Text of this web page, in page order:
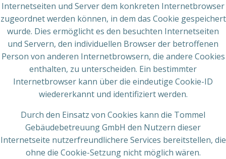
Internetseiten und Server dem konkreten Internetbrowser
zugeordnet werden können, in dem das Cookie gespeichert
wurde. Dies ermöglicht es den besuchten Internetseiten
und Servern, den individuellen Browser der betroffenen
Person von anderen Internetbrowsern, die andere Cookies
enthalten, zu unterscheiden. Ein bestimmter
Internetbrowser kann über die eindeutige Cookie-ID
wiedererkannt und identifiziert werden.
Durch den Einsatz von Cookies kann die Tommel
Gebäudebetreuung GmbH den Nutzern dieser
Internetseite nutzerfreundlichere Services bereitstellen, die
ohne die Cookie-Setzung nicht möglich wären.